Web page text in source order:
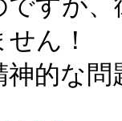
ですが
ん！
神的な